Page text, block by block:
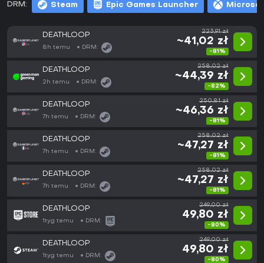
DRM: Steam Epic Games Launcher
DEATHLOOP
8h temu DRM:
223,91 zł
~41,02 zł
-81%
DEATHLOOP
2h temu DRM:
258,02 zł
~44,39 zł
-82%
DEATHLOOP
7h temu DRM:
250,81 zł
~46,36 zł
-81%
DEATHLOOP
7h temu DRM:
258,02 zł
~47,27 zł
-81%
DEATHLOOP
7h temu DRM:
258,02 zł
~47,27 zł
-81%
DEATHLOOP
1tyg temu DRM:
249,00 zł
49,80 zł
-80%
DEATHLOOP
1tyg temu DRM:
249,00 zł
49,80 zł
-80%